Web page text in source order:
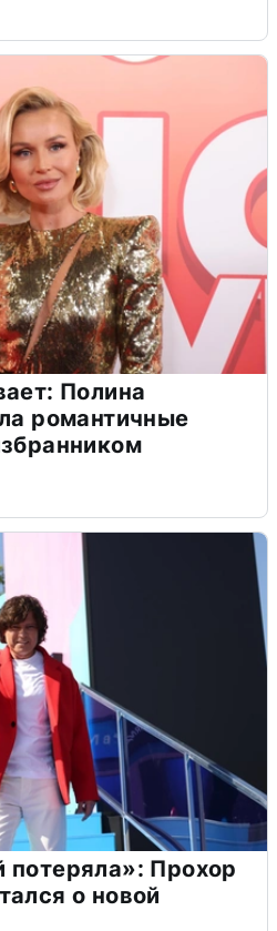
Полина
романтичные
Прохор
о новой